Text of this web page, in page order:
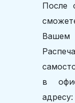
После
в